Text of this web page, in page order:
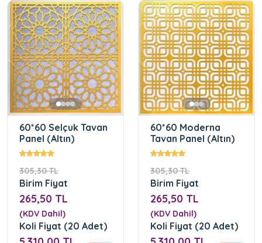
60*60 Selçuk Tavan
Panel (Altın)
305,30 TL
Birim Fiyat
265,50 TL
(KDV Dahil)
Koli Fiyat (20 Adet)
60*60 Moderna
Tavan Panel (Altın)
305,30 TL
Birim Fiyat
265,50 TL
(KDV Dahil)
Koli Fiyat (20 Adet)